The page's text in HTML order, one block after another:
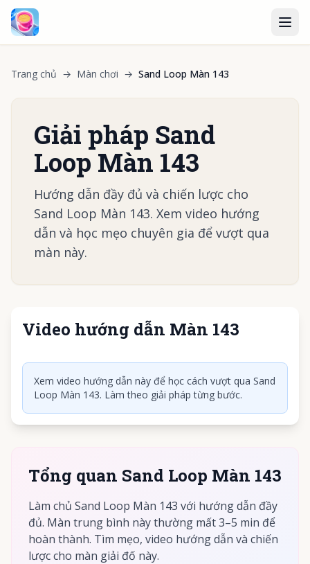
Trang chủ → Màn chơi → Sand Loop Màn 143
Giải pháp Sand
Loop Màn 143
Hướng dẫn đầy đủ và chiến lược cho
Sand Loop Màn 143. Xem video hướng
dẫn và học mẹo chuyên gia để vượt qua
màn này.
Video hướng dẫn Màn 143
Nhấn để phát video
Xem video hướng dẫn này để học cách vượt qua Sand
Loop Màn 143. Làm theo giải pháp từng bước.
Tổng quan Sand Loop Màn 143
Làm chủ Sand Loop Màn 143 với hướng dẫn đầy
đủ. Màn trung bình này thường mất 3–5 min để
hoàn thành. Tìm mẹo, video hướng dẫn và chiến
lược cho màn giải đố này.